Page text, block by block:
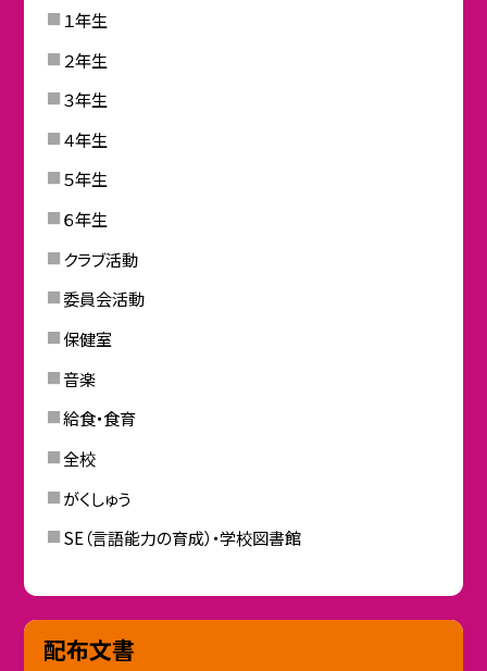
１年生
２年生
３年生
４年生
５年生
６年生
クラブ活動
委員会活動
保健室
音楽
給食・食育
全校
がくしゅう
SE（言語能力の育成）・学校図書館
配布文書